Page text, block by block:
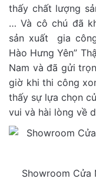
thấy chất lượng
… Và cô chú đã
sản xuất gia
Hào Hưng Yên”
Nam và đã gửi
giờ khi thi công
thấy sự lựa chọn
vui và hài lòng về
Showroom Cửa